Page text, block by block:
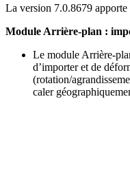
La version 7.0.8679 apporte
Module Arrière-plan :
Le module Arrière-
d’importer et de
(rotation/
caler